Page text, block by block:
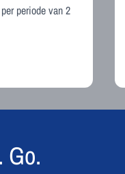
periode van 2
Go.